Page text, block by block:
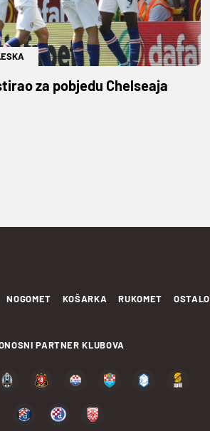
za pobjedu Chelseaja
NOGOMET KOŠARKA RUKOMET OSTALO
PARTNER KLUBOVA